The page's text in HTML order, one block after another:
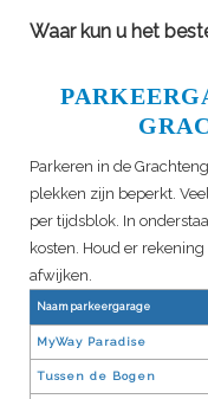
Waar kun u het
Parkeren in de
plekken zijn beperkt.
per tijdsblok. In
kosten. Houd er
afwijken.
Naam parkeergarage
MyWay Paradise
Tussen de Bogen